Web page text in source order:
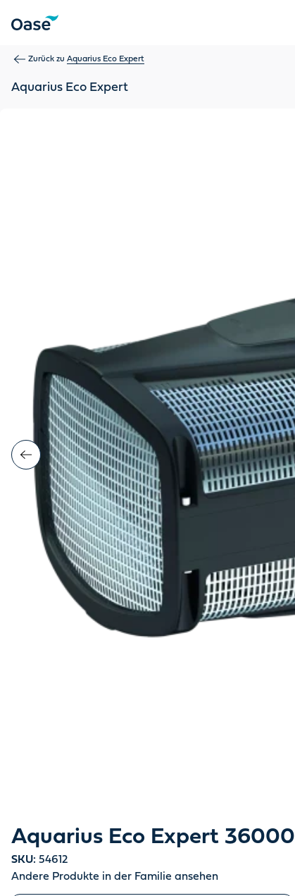
Zurück zu Aquarius Eco Expert
Aquarius Eco Expert
Aquarius Eco Expert 36000
SKU: 54612
Andere Produkte in der Familie ansehen